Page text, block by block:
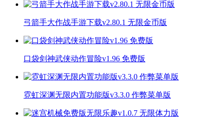
弓箭手大作战手游下载v2.80.1 无限金币版
口袋剑神武侠动作冒险v1.96 免费版
霓虹深渊无限内置功能版v3.3.0 作弊菜单版